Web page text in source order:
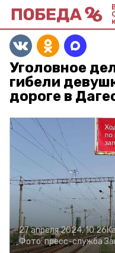
Уголовное
гибели
дороге в
27 апреля 2024, 10:26
Фото:пресс-служба